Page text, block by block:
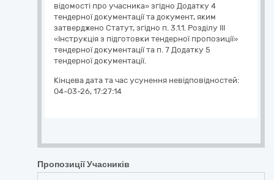
відомості про учасника» згідно Додатку 4
тендерної документації та документ, яким
затверджено Статут, згідно п. 3.1.1. Розділу ІІI
«Інструкція з підготовки тендерної пропозиції»
тендерної документації та п. 7 Додатку 5
тендерної документації.
Кінцева дата та час усунення невідповідностей:
04-03-26, 17:27:14
Пропозиції Учасників